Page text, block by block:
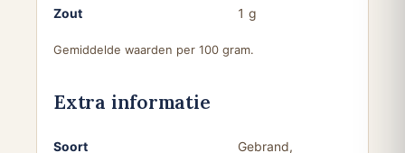
Zout 1 g
Gemiddelde waarden per 100 gram.
Extra informatie
Soort Gebrand,